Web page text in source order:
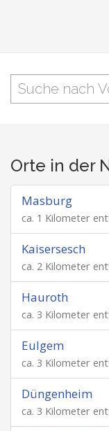
Orte in der
Masburg
ca. 1 Kilometer
Kaisersesch
ca. 2 Kilometer
Hauroth
ca. 3 Kilometer
Eulgem
ca. 3 Kilometer
Düngenheim
ca. 3 Kilometer